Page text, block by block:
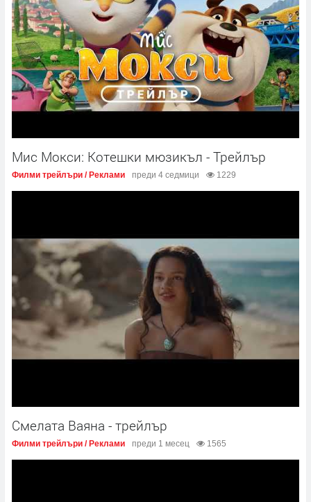
Мис Мокси: Котешки мюзикъл - Трейлър
Филми трейлъри / Реклами преди 4 седмици 1229
Смелата Ваяна - трейлър
Филми трейлъри / Реклами преди 1 месец 1565